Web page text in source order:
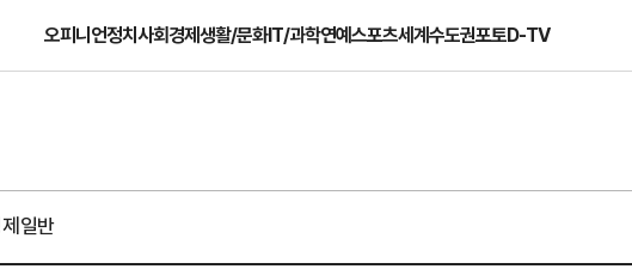
오피니언정치사회경제생활/문화IT/과학연예스포츠세계수도권포토D-TV
일반